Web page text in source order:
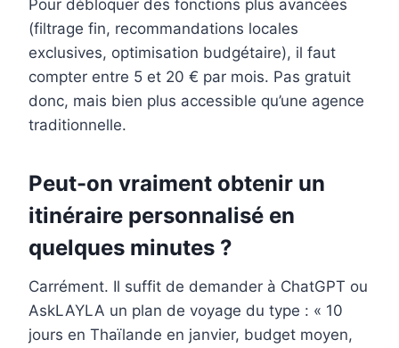
Pour débloquer des fonctions plus avancées
(filtrage fin, recommandations locales
exclusives, optimisation budgétaire), il faut
compter entre 5 et 20 € par mois. Pas gratuit
donc, mais bien plus accessible qu’une agence
traditionnelle.
Peut-on vraiment obtenir un
itinéraire personnalisé en
quelques minutes ?
Carrément. Il suffit de demander à ChatGPT ou
AskLAYLA un plan de voyage du type : « 10
jours en Thaïlande en janvier, budget moyen,